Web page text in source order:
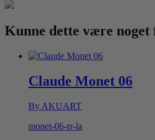
Kunne dette være noget
Claude Monet 06
By AKUART
monet-06-rr-la